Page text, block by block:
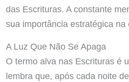
das Escrituras. A constante
sua importância estratégica na
A Luz Que Não Se Apaga
O termo alva nas Escrituras é
lembra que, após cada noite